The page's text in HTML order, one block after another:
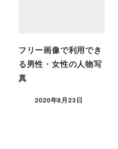
フリー画像で利用でき
る男性・女性の人物写
真
2020年8月23日